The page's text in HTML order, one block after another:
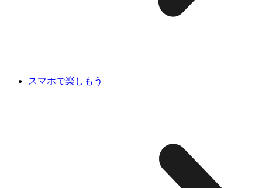
スマホで楽しもう